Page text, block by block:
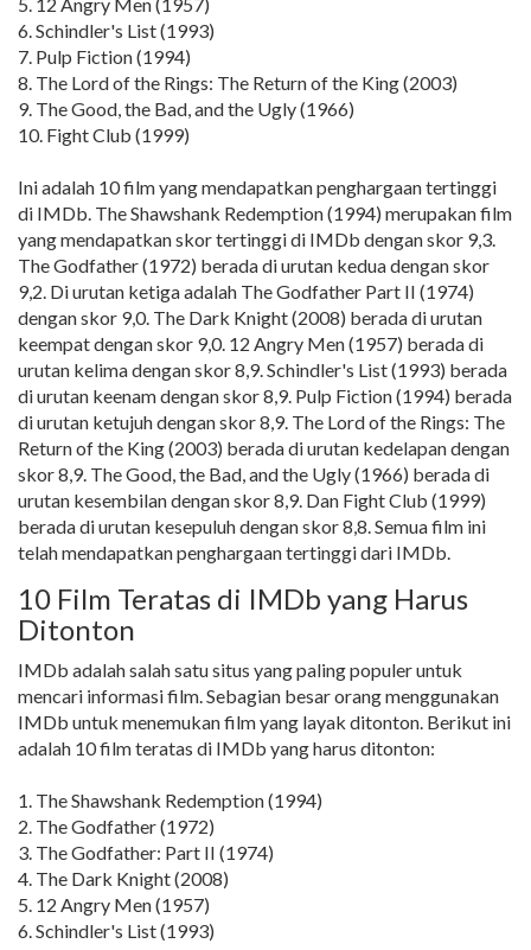
6. Schindler's List (1993)
7. Pulp Fiction (1994)
8. The Lord of the Rings: The Return of the King (2003)
9. The Good, the Bad, and the Ugly (1966)
10. Fight Club (1999)
Ini adalah 10 film yang mendapatkan penghargaan tertinggi
di IMDb. The Shawshank Redemption (1994) merupakan film
yang mendapatkan skor tertinggi di IMDb dengan skor 9,3.
The Godfather (1972) berada di urutan kedua dengan skor
9,2. Di urutan ketiga adalah The Godfather Part II (1974)
dengan skor 9,0. The Dark Knight (2008) berada di urutan
keempat dengan skor 9,0. 12 Angry Men (1957) berada di
urutan kelima dengan skor 8,9. Schindler's List (1993) berada
di urutan keenam dengan skor 8,9. Pulp Fiction (1994) berada
di urutan ketujuh dengan skor 8,9. The Lord of the Rings: The
Return of the King (2003) berada di urutan kedelapan dengan
skor 8,9. The Good, the Bad, and the Ugly (1966) berada di
urutan kesembilan dengan skor 8,9. Dan Fight Club (1999)
berada di urutan kesepuluh dengan skor 8,8. Semua film ini
telah mendapatkan penghargaan tertinggi dari IMDb.
10 Film Teratas di IMDb yang Harus
Ditonton
IMDb adalah salah satu situs yang paling populer untuk
mencari informasi film. Sebagian besar orang menggunakan
IMDb untuk menemukan film yang layak ditonton. Berikut ini
adalah 10 film teratas di IMDb yang harus ditonton:
1. The Shawshank Redemption (1994)
2. The Godfather (1972)
3. The Godfather: Part II (1974)
4. The Dark Knight (2008)
5. 12 Angry Men (1957)
6. Schindler's List (1993)